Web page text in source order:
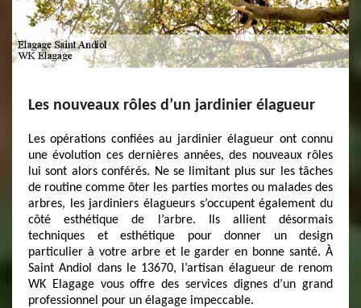
Les nouveaux rôles d’un jardinier élagueur
Les opérations confiées au jardinier élagueur ont connu
une évolution ces dernières années, des nouveaux rôles
lui sont alors conférés. Ne se limitant plus sur les tâches
de routine comme ôter les parties mortes ou malades des
arbres, les jardiniers élagueurs s’occupent également du
côté esthétique de l’arbre. Ils allient désormais
techniques et esthétique pour donner un design
particulier à votre arbre et le garder en bonne santé. À
Saint Andiol dans le 13670, l’artisan élagueur de renom
WK Elagage vous offre des services dignes d’un grand
professionnel pour un élagage impeccable.